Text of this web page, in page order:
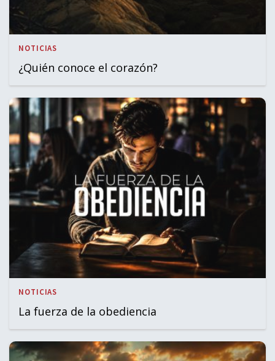
NOTICIAS
¿Quién conoce el corazón?
NOTICIAS
La fuerza de la obediencia